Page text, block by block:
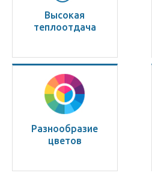
Высокая
теплоотдача
Разнообразие
цветов